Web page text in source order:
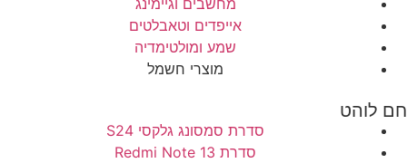
אייפדים וטאבלטים
שמע ומולטימדיה
מוצרי חשמל
חם לוהט
סדרת סמסונג גלקסי S24
סדרת Redmi Note 13